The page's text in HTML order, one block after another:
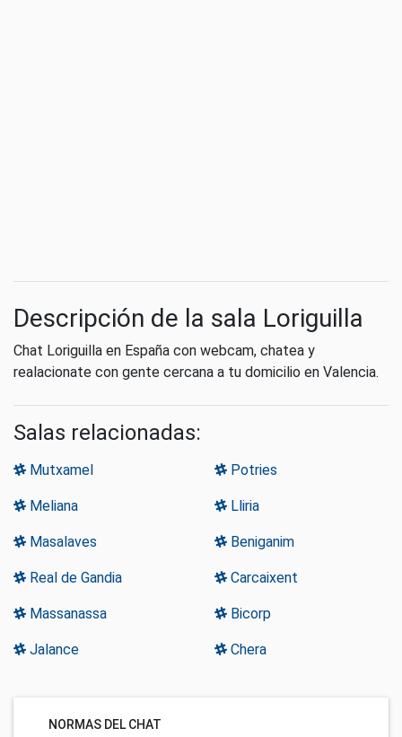
Descripción de la sala Loriguilla
Chat Loriguilla en España con webcam, chatea y
realacionate con gente cercana a tu domicilio en Valencia.
Salas relacionadas:
Mutxamel Potries
Meliana Lliria
Masalaves Beniganim
Real de Gandia Carcaixent
Massanassa Bicorp
Jalance Chera
NORMAS DEL CHAT